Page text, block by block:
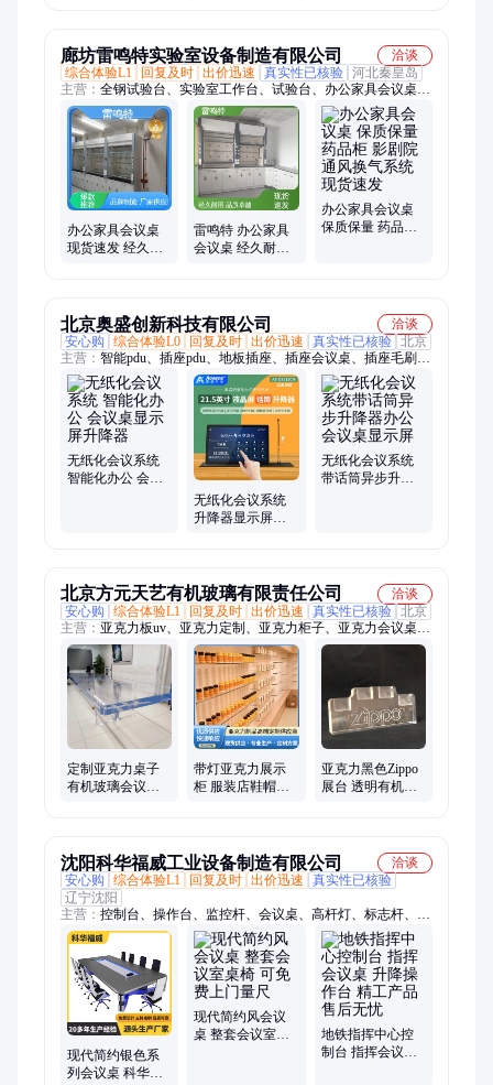
廊坊雷鸣特实验室设备制造有限公司
洽谈
综合体验L1
回复及时 出价迅速 真实性已核验 河北秦皇岛
主营： 全钢试验台、实验室工作台、试验台、办公家具会议桌、
实验台、钢木实验台、通风柜、校园实验台、实验室设备
办公家具会议桌
现货速发 经久耐
雷鸣特 办公家具
会议桌 经久耐用
办公家具会议桌
保质保量 药品柜
北京奥盛创新科技有限公司
洽谈
安心购
综合体验L0 回复及时 出价迅速 真实性已核验 北京
主营： 智能pdu、插座pdu、地板插座、插座会议桌、插座毛刷、
桌面插座、电源插座、机柜插座、转换开关、地面插座、自动切
换器、插座多功能、办公桌插座、不锈钢插座、多媒体插座、配
电单元、配电柜、防爆仪表箱、铝合金双屏升降机、显示屏升降
器、防爆照明配电箱、正泰强电箱、双屏自动升降台、双屏升降
多功能架、双屏升降倾斜台
无纸化会议系统
智能化办公 会议
无纸化会议系统
升降器显示屏会
无纸化会议系统
带话筒异步升降
北京方元天艺有机玻璃有限责任公司
洽谈
安心购
综合体验L1 回复及时 出价迅速 真实性已核验 北京
主营： 亚克力板uv、亚克力定制、亚克力柜子、亚克力会议桌加
工、亚克力盒定制、亚克力展示架、定制亚克力实验装置、定制
亚克力展柜、定制亚克力展示架、亚克力加工、定制亚克力罩、
亚克力展示柜、亚克力多宝格、亚克力实验仪器、亚克力罩子、
定制亚克力、加工亚克力、亚克力防护罩、亚克力盒、亚克力装
饰工程、亚克力储物柜、亚克力景观造景、亚克力定制工厂、亚
克力加工厂、亚克力陈列柜、亚克力家具
定制亚克力桌子
有机玻璃会议桌
带灯亚克力展示
柜 服装店鞋帽包
亚克力黑色Zippo
展台 透明有机玻
沈阳科华福威工业设备制造有限公司
洽谈
安心购
综合体验L1 回复及时 出价迅速
真实性已核验
辽宁沈阳
主营： 控制台、操作台、监控杆、会议桌、高杆灯、标志杆、监
控台、路灯杆、电视墙、信号灯杆、变频器控制柜、正压防爆电
气、不锈钢工作台、变频器控制箱、安防、交通指挥中心控制
台、安防监控控制台、调度台、定制、操作台监控台、人工调度
台、电力调度台、控制台厂家、指挥中心控制台、指挥控制台
现代简约银色系
列会议桌 科华福
现代简约风会议
桌 整套会议室桌
地铁指挥中心控
制台 指挥会议桌